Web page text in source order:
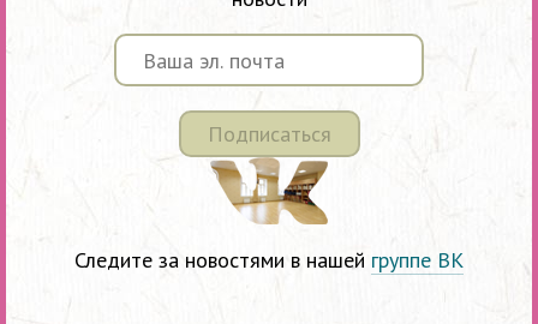
Подписаться
Следите за новостями в нашей группе ВК